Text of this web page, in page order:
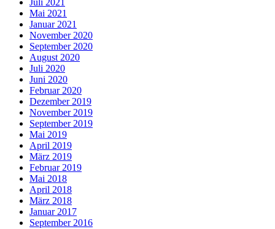
Juli 2021
Mai 2021
Januar 2021
November 2020
September 2020
August 2020
Juli 2020
Juni 2020
Februar 2020
Dezember 2019
November 2019
September 2019
Mai 2019
April 2019
März 2019
Februar 2019
Mai 2018
April 2018
März 2018
Januar 2017
September 2016